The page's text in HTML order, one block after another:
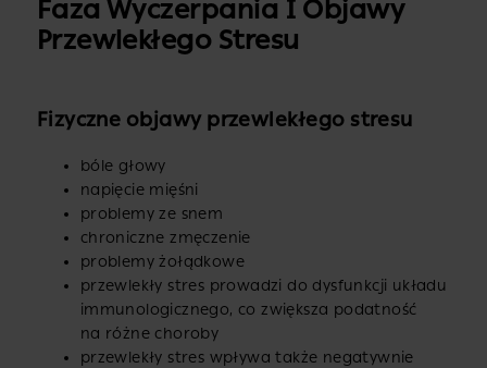
Faza Wyczerpania I Objawy
Przewlekłego Stresu
Fizyczne objawy przewlekłego stresu
bóle głowy
napięcie mięśni
problemy ze snem
chroniczne zmęczenie
problemy żołądkowe
przewlekły stres prowadzi do dysfunkcji układu
immunologicznego, co zwiększa podatność
na różne choroby
przewlekły stres wpływa także negatywnie